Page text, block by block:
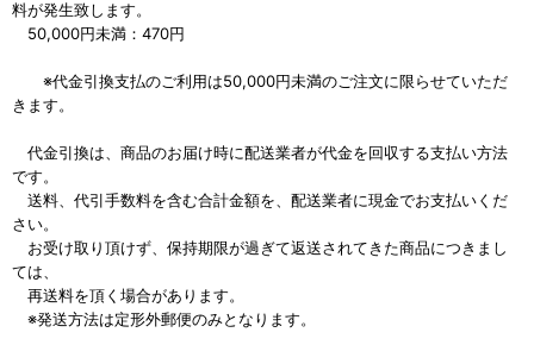
料が発生致します。
50,000円未満：470円
※代金引換支払のご利用は50,000円未満のご注文に限らせていただ
きます。
代金引換は、商品のお届け時に配送業者が代金を回収する支払い方法
です。
送料、代引手数料を含む合計金額を、配送業者に現金でお支払いくだ
さい。
お受け取り頂けず、保持期限が過ぎて返送されてきた商品につきまし
ては、
再送料を頂く場合があります。
※発送方法は定形外郵便のみとなります。